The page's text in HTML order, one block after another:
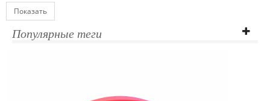
Датированные ежедневники
Планинги недатированные
Показать
Популярные теги